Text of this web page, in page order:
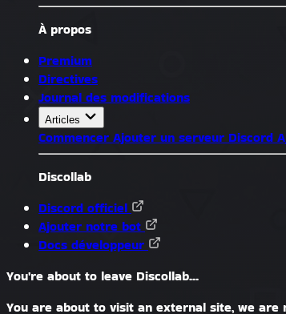
À propos
Premium
Directives
Journal des modifications
Articles
Commencer Ajouter un serveur Discord
Discollab
Discord officiel
Ajouter notre bot
Docs développeur
You're about to leave Discollab...
You are about to visit an external site, we